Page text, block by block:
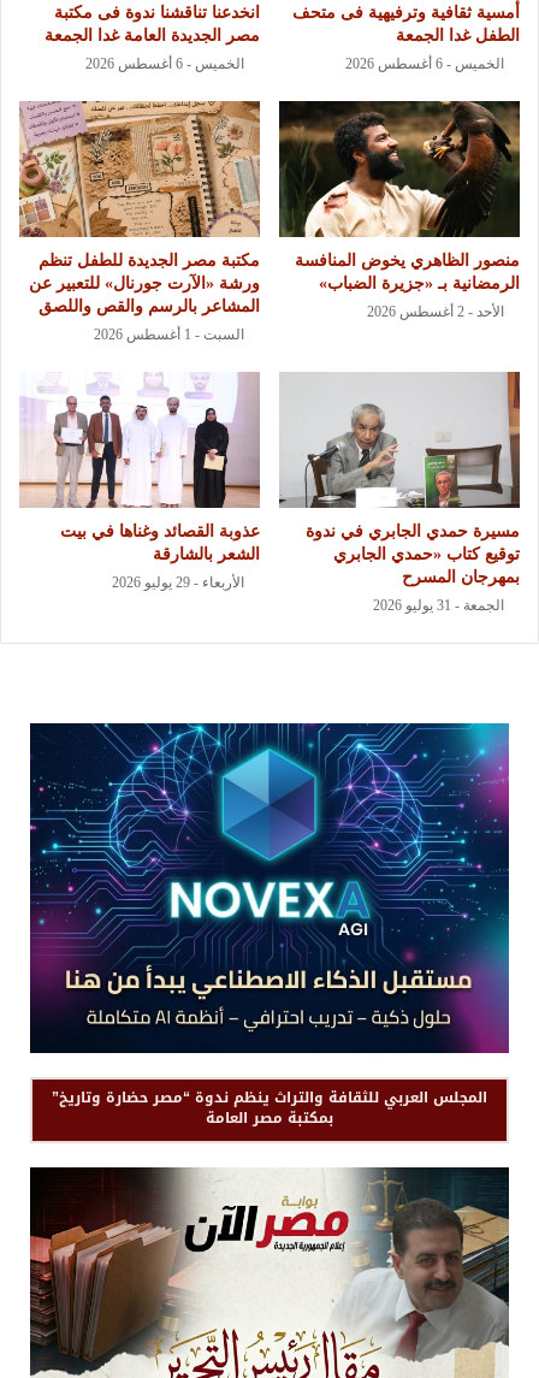
أمسية ثقافية وترفيهية فى متحف
الطفل غدا الجمعة
الخميس - 6 أغسطس 2026
انخدعنا تناقشنا ندوة فى مكتبة
مصر الجديدة العامة غدا الجمعة
الخميس - 6 أغسطس 2026
منصور الظاهري يخوض المنافسة
الرمضانية بـ «جزيرة الضباب»
الأحد - 2 أغسطس 2026
مكتبة مصر الجديدة للطفل تنظم
ورشة «الآرت جورنال» للتعبير عن
المشاعر بالرسم والقص واللصق
السبت - 1 أغسطس 2026
مسيرة حمدي الجابري في ندوة
توقيع كتاب «حمدي الجابري
بمهرجان المسرح
الجمعة - 31 يوليو 2026
عذوبة القصائد وغناها في بيت
الشعر بالشارقة
الأربعاء - 29 يوليو 2026
المجلس العربي للثقافة والتراث ينظم ندوة “مصر حضارة وتاريخ”
بمكتبة مصر العامة